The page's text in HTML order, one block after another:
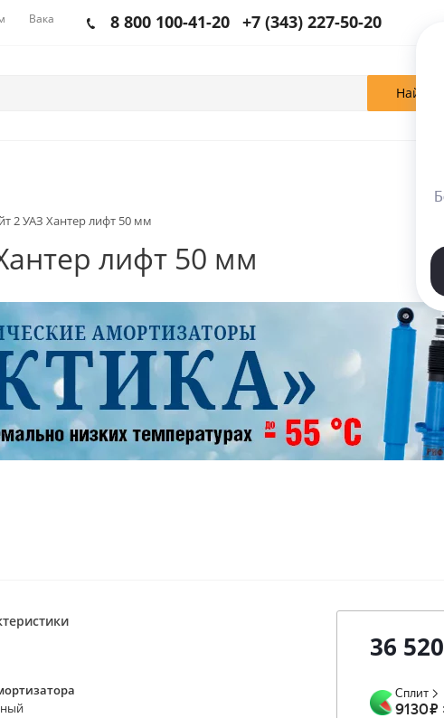
Вакансии 8 800 100-41-20 +7 (343) 227-50-20
2 УАЗ Хантер лифт 50 мм
лифт 50 мм
36 520